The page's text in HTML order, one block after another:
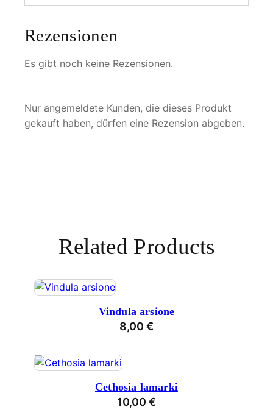
Rezensionen
Es gibt noch keine Rezensionen.
Nur angemeldete Kunden, die dieses Produkt
gekauft haben, dürfen eine Rezension abgeben.
Related Products
Vindula arsione
8,00 €
Cethosia lamarki
10,00 €